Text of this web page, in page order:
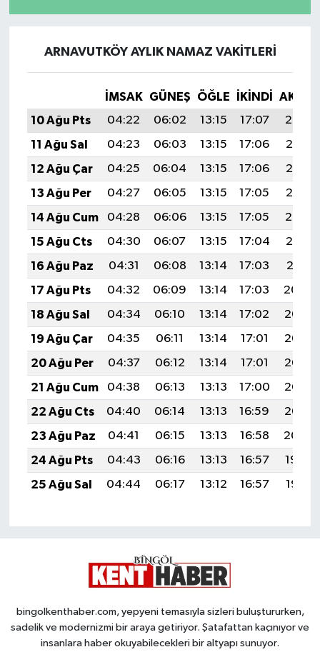
ARNAVUTKÖY AYLIK NAMAZ VAKITLERI
İMSAK GÜNEŞ ÖĞLE İKINDI
10 Ağu Pts
04:22 06:02 13:15 17:07
20:19
11 Ağu Sal
04:23 06:03 13:15 17:06
20:18
12 Ağu Çar
04:25 06:04 13:15 17:06
20:16
13 Ağu Per
04:27 06:05 13:15 17:05
20:15
14 Ağu Cum
04:28 06:06 13:15 17:05
20:14
15 Ağu Cts
04:30 06:07 13:15 17:04
20:12
16 Ağu Paz
04:31 06:08 13:14 17:03
20:11
17 Ağu Pts
04:32 06:09 13:14 17:03
20:09
18 Ağu Sal
04:34 06:10 13:14 17:02
20:08
19 Ağu Çar
04:35 06:11 13:14 17:01
20:06
20 Ağu Per
04:37 06:12 13:14 17:01
20:05
21 Ağu Cum
04:38 06:13 13:13 17:00
20:03
22 Ağu Cts
04:40 06:14 13:13 16:59
20:02
23 Ağu Paz
04:41 06:15 13:13 16:58
20:00
24 Ağu Pts
04:43 06:16 13:13 16:57
19:59
25 Ağu Sal
04:44 06:17 13:12 16:57 19:57
bingolkenthaber.com, yepyeni temasıyla sizleri buluştururken,
sadelik ve modernizmi bir araya getiriyor. Şatafattan kaçınıyor ve
insanlara haber okuyabilecekleri bir altyapı sunuyor.